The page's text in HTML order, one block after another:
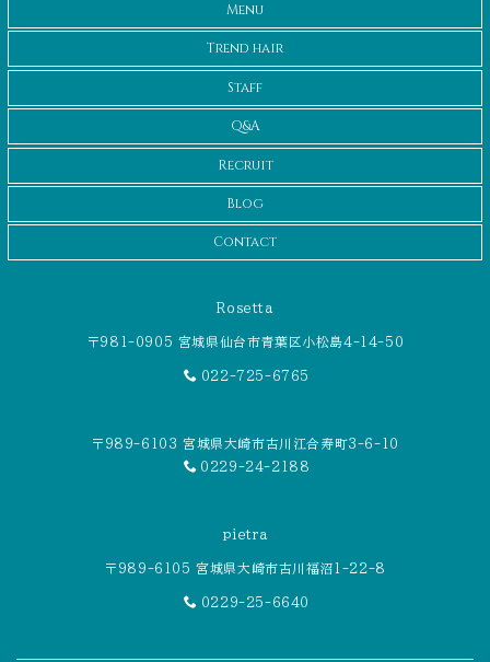
Menu
Trend hair
Staff
Q&A
Recruit
Blog
Contact
Rosetta
〒981-0905 宮城県仙台市青葉区小松島4-14-50
022-725-6765
〒989-6103 宮城県大崎市古川江合寿町3-6-10
0229-24-2188
pietra
〒989-6105 宮城県大崎市古川福沼1-22-8
0229-25-6640